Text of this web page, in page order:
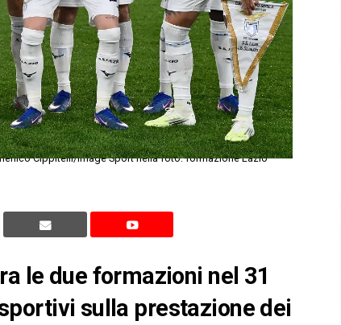
Cippitelli/Image Sport nella foto: formazione Lazio
le due formazioni nel 31
sulla prestazione dei